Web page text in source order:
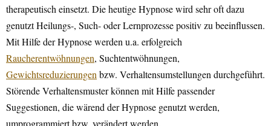
therapeutisch einsetzt. Die heutige Hypnose wird sehr oft dazu
genutzt Heilungs-, Such- oder Lernprozesse positiv zu beeinflussen.
Mit Hilfe der Hypnose werden u.a. erfolgreich
Raucherentwöhnungen, Suchtentwöhnungen,
Gewichtsreduzierungenbzw. Verhaltensumstellungen durchgeführt.
Störende Verhaltensmuster können mit Hilfe passender
Suggestionen, die wärend der Hypnose genutzt werden,